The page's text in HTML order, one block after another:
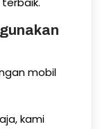
mobil
kami